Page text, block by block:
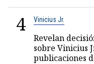
4 Vinicius Jr.
Revelan
sobre Vinicius
publicaciones